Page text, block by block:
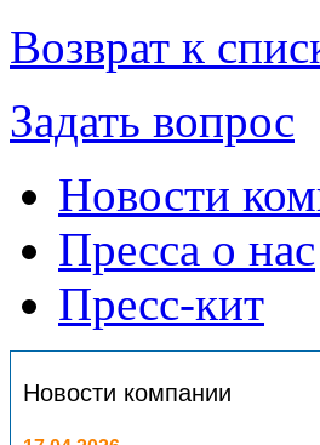
Возврат к
Задать вопрос
Новости
Пресса о нас
Пресс-кит
Новости компании